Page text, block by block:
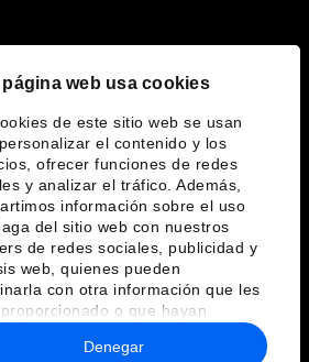
página web usa cookies
de este sitio web se usan
el contenido y los
ofrecer funciones de redes
y analizar el tráfico. Además,
información sobre el uso
del sitio web con nuestros
de redes sociales, publicidad y
web, quienes pueden
con otra información que les
o que hayan
a partir del uso que haya
de sus servicios.
Denegar
Foro
idiomas